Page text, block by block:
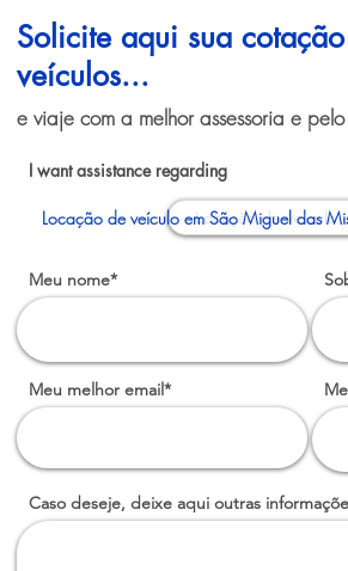
Solicite aqui sua
veículos...
e viaje com a melhor assessoria e
I want assistance regarding
Locação de veículo em São Miguel das
Meu nome*
Meu melhor email*
Caso deseje, deixe aqui outras